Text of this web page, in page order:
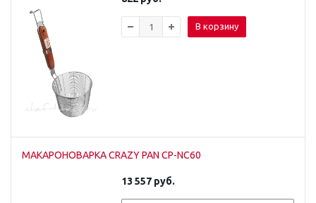
В корзину
МАКАРОНОВАРКА CRAZY PAN CP-NC60
13 557 руб.